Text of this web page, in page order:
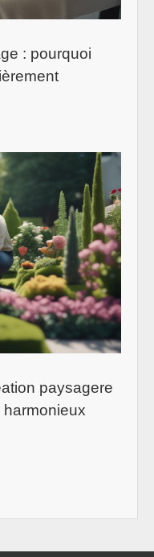
: pourquoi
paysagere